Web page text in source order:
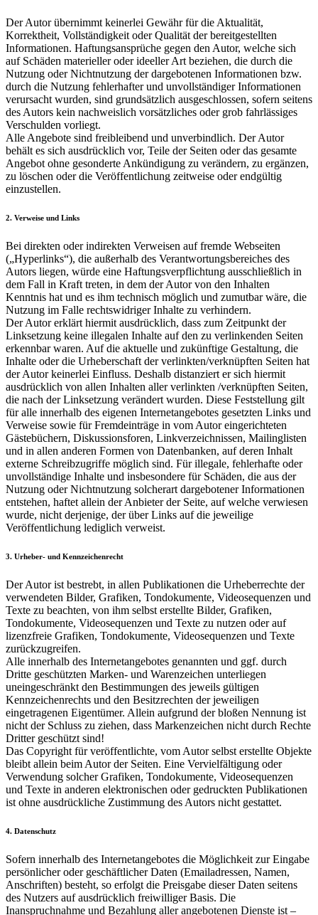
Der Autor übernimmt keinerlei Gewähr für die Aktualität,
Korrektheit, Vollständigkeit oder Qualität der bereitgestellten
Informationen. Haftungsansprüche gegen den Autor, welche sich
auf Schäden materieller oder ideeller Art beziehen, die durch die
Nutzung oder Nichtnutzung der dargebotenen Informationen bzw.
durch die Nutzung fehlerhafter und unvollständiger Informationen
verursacht wurden, sind grundsätzlich ausgeschlossen, sofern seitens
des Autors kein nachweislich vorsätzliches oder grob fahrlässiges
Verschulden vorliegt.
Alle Angebote sind freibleibend und unverbindlich. Der Autor
behält es sich ausdrücklich vor, Teile der Seiten oder das gesamte
Angebot ohne gesonderte Ankündigung zu verändern, zu ergänzen,
zu löschen oder die Veröffentlichung zeitweise oder endgültig
einzustellen.
2. Verweise und Links
Bei direkten oder indirekten Verweisen auf fremde Webseiten
(„Hyperlinks“), die außerhalb des Verantwortungsbereiches des
Autors liegen, würde eine Haftungsverpflichtung ausschließlich in
dem Fall in Kraft treten, in dem der Autor von den Inhalten
Kenntnis hat und es ihm technisch möglich und zumutbar wäre, die
Nutzung im Falle rechtswidriger Inhalte zu verhindern.
Der Autor erklärt hiermit ausdrücklich, dass zum Zeitpunkt der
Linksetzung keine illegalen Inhalte auf den zu verlinkenden Seiten
erkennbar waren. Auf die aktuelle und zukünftige Gestaltung, die
Inhalte oder die Urheberschaft der verlinkten/verknüpften Seiten hat
der Autor keinerlei Einfluss. Deshalb distanziert er sich hiermit
ausdrücklich von allen Inhalten aller verlinkten /verknüpften Seiten,
die nach der Linksetzung verändert wurden. Diese Feststellung gilt
für alle innerhalb des eigenen Internetangebotes gesetzten Links und
Verweise sowie für Fremdeinträge in vom Autor eingerichteten
Gästebüchern, Diskussionsforen, Linkverzeichnissen, Mailinglisten
und in allen anderen Formen von Datenbanken, auf deren Inhalt
externe Schreibzugriffe möglich sind. Für illegale, fehlerhafte oder
unvollständige Inhalte und insbesondere für Schäden, die aus der
Nutzung oder Nichtnutzung solcherart dargebotener Informationen
entstehen, haftet allein der Anbieter der Seite, auf welche verwiesen
wurde, nicht derjenige, der über Links auf die jeweilige
Veröffentlichung lediglich verweist.
3. Urheber- und Kennzeichenrecht
Der Autor ist bestrebt, in allen Publikationen die Urheberrechte der
verwendeten Bilder, Grafiken, Tondokumente, Videosequenzen und
Texte zu beachten, von ihm selbst erstellte Bilder, Grafiken,
Tondokumente, Videosequenzen und Texte zu nutzen oder auf
lizenzfreie Grafiken, Tondokumente, Videosequenzen und Texte
zurückzugreifen.
Alle innerhalb des Internetangebotes genannten und ggf. durch
Dritte geschützten Marken- und Warenzeichen unterliegen
uneingeschränkt den Bestimmungen des jeweils gültigen
Kennzeichenrechts und den Besitzrechten der jeweiligen
eingetragenen Eigentümer. Allein aufgrund der bloßen Nennung ist
nicht der Schluss zu ziehen, dass Markenzeichen nicht durch Rechte
Dritter geschützt sind!
Das Copyright für veröffentlichte, vom Autor selbst erstellte Objekte
bleibt allein beim Autor der Seiten. Eine Vervielfältigung oder
Verwendung solcher Grafiken, Tondokumente, Videosequenzen
und Texte in anderen elektronischen oder gedruckten Publikationen
ist ohne ausdrückliche Zustimmung des Autors nicht gestattet.
4. Datenschutz
Sofern innerhalb des Internetangebotes die Möglichkeit zur Eingabe
persönlicher oder geschäftlicher Daten (Emailadressen, Namen,
Anschriften) besteht, so erfolgt die Preisgabe dieser Daten seitens
des Nutzers auf ausdrücklich freiwilliger Basis. Die
Inanspruchnahme und Bezahlung aller angebotenen Dienste ist –